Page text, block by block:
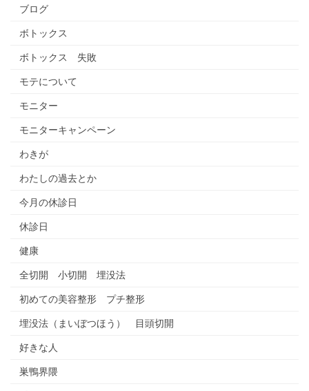
ブログ
ボトックス
ボトックス 失敗
モテについて
モニター
モニターキャンペーン
わきが
わたしの過去とか
今月の休診日
休診日
健康
全切開 小切開 埋没法
初めての美容整形 プチ整形
埋没法（まいぼつほう） 目頭切開
好きな人
巣鴨界隈